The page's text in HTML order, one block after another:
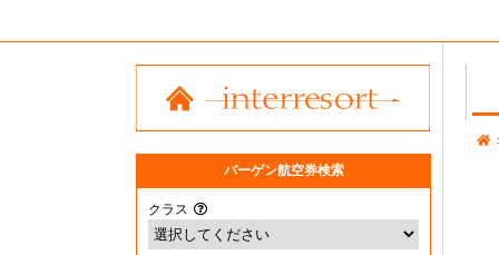
バーゲン航空券検索
クラス